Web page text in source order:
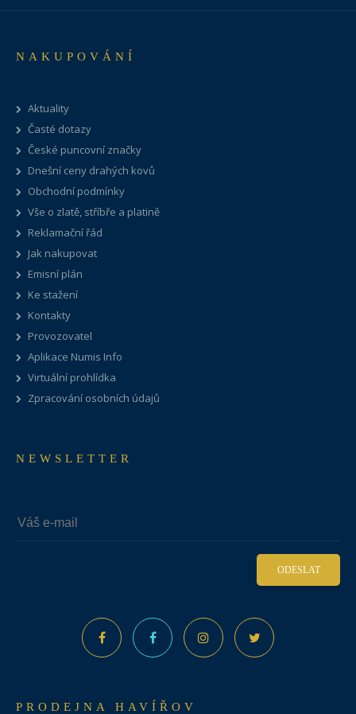
NAKUPOVÁNÍ
Aktuality
Časté dotazy
České puncovní značky
Dnešní ceny drahých kovů
Obchodní podmínky
Vše o zlatě, stříbře a platině
Reklamační řád
Jak nakupovat
Emisní plán
Ke stažení
Kontakty
Provozovatel
Aplikace Numis Info
Virtuální prohlídka
Zpracování osobních údajů
NEWSLETTER
ODESLAT
PRODEJNA HAVÍŘOV